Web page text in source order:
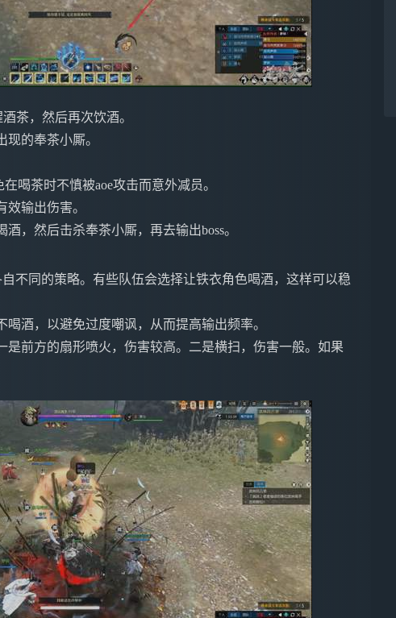
茶，然后再次饮酒。
的奉茶小厮。
喝茶时不慎被aoe攻击而意外减员。
输出伤害。
，然后击杀奉茶小厮，再去输出boss。
不同的策略。有些队伍会选择让铁衣角色喝酒，这样可以稳
酒，以避免过度嘲讽，从而提高输出频率。
是前方的扇形喷火，伤害较高。二是横扫，伤害一般。如果